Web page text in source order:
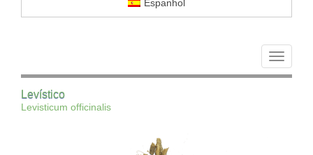
Espanhol
Toggle
Levístico
Levisticum officinalis